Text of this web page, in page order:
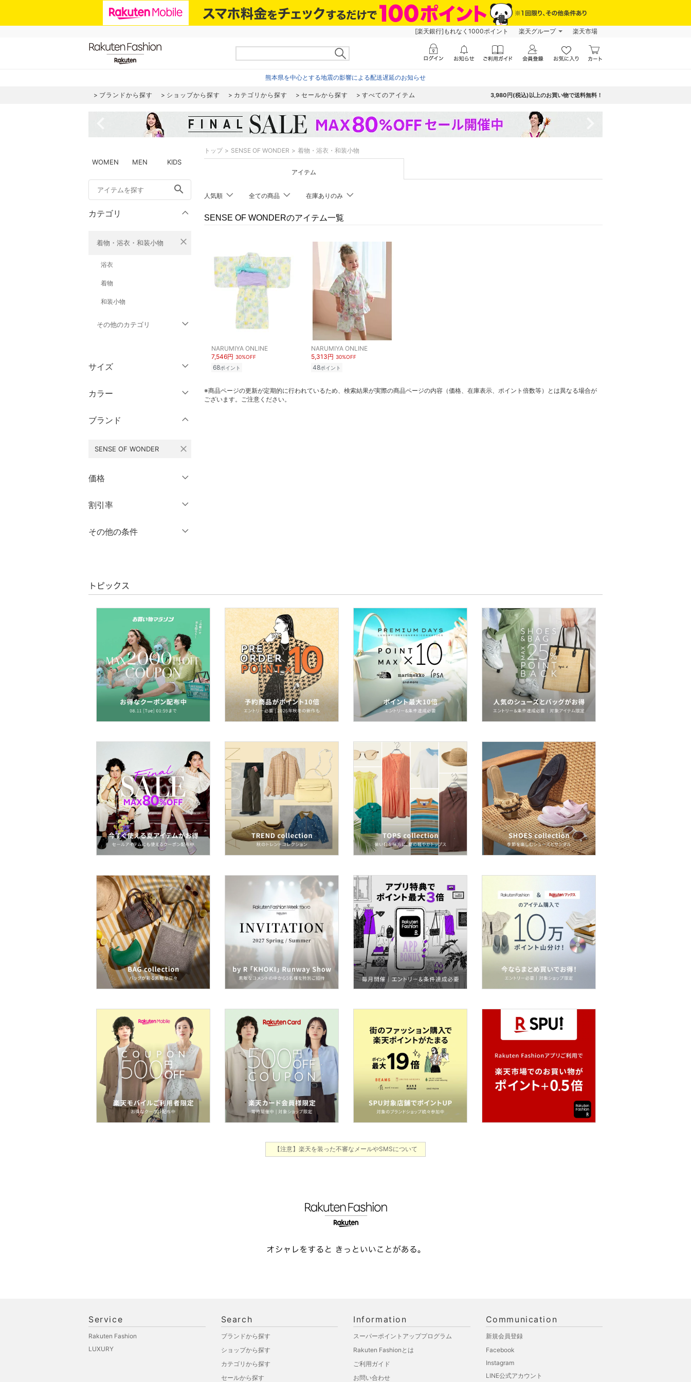
[楽天銀行]もれなく1000ポイント 楽天グループ 楽天市場
熊本県を中心とする地震の影響による配送遅延のお知らせ
ブランドから探す ショップから探す カテゴリから探す セールから探す すべてのアイテム 3,980円(税込)以上のお買い物で送料無料！
WOMEN MEN KIDS
search
カテゴリ
着物・浴衣・和装小物 close
浴衣
着物
和装小物
その他のカテゴリ
パンツ
ワンピース・ドレス
スカート
ーオール
バッグ
シューズ・靴
財布・ポーチ・ケース
帽子
ヘアアクセサリー
マタニティウェア・ベビ
水着・スイムグッズ
スキンケア
ベースメイク
ネイル
ボディケア・オーラルケ
ア
ヘアケア
フレグランス
メイク道具・美容器具
コフレ・キット・セット
食器・調理器具・キッチ
ン用品
インテリア・生活雑貨
スマホグッズ・オーディ
オ機器
スポーツ・アウトドア用
サイズ
70 ～ 74
80 ～ 84 85 ～ 89
100 ～ 109
120 ～ 129
160 ～
カラー
クリア
ブランド
SENSE OF WONDER close
価格
絞り込み
割引率
％OFF～ ％OFF
その他の条件
クリア 絞り込み
トップ SENSE OF WONDER 着物・浴衣・和装小物
アイテム
人気順 全ての商品 在庫ありのみ
SENSE OF WONDERのアイテム一覧
NARUMIYA ONLINE
7,546円 30%OFF
68ポイント
NARUMIYA ONLINE
5,313円 30%OFF
48ポイント
※商品ページの更新が定期的に行われているため、検索結果が実際の商品ページの内容（価格、在庫表示、ポイント倍数等）とは異なる場合が
ございます。ご注意ください。
トピックス
【注意】楽天を装った不審なメールやSMSについて
Service
Rakuten Fashion
LUXURY
Search
ブランドから探す
ショップから探す
カテゴリから探す
セールから探す
Information
スーパーポイントアッププログラム
Rakuten Fashionとは
ご利用ガイド
お問い合わせ
Communication
新規会員登録
Facebook
Instagram
LINE公式アカウント